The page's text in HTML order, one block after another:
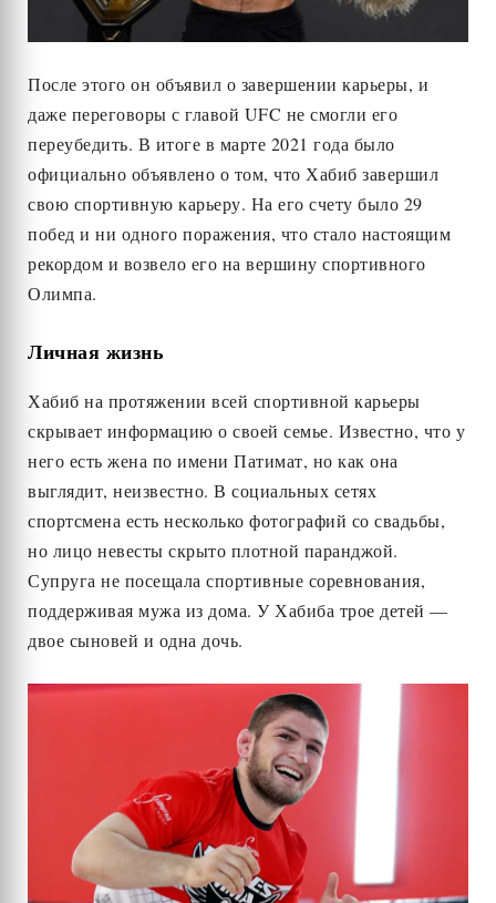
После этого он объявил о завершении карьеры, и
даже переговоры с главой UFC не смогли его
переубедить. В итоге в марте 2021 года было
официально объявлено о том, что Хабиб завершил
свою спортивную карьеру. На его счету было 29
побед и ни одного поражения, что стало настоящим
рекордом и возвело его на вершину спортивного
Олимпа.
Личная жизнь
Хабиб на протяжении всей спортивной карьеры
скрывает информацию о своей семье. Известно, что у
него есть жена по имени Патимат, но как она
выглядит, неизвестно. В социальных сетях
спортсмена есть несколько фотографий со свадьбы,
но лицо невесты скрыто плотной паранджой.
Супруга не посещала спортивные соревнования,
поддерживая мужа из дома. У Хабиба трое детей —
двое сыновей и одна дочь.